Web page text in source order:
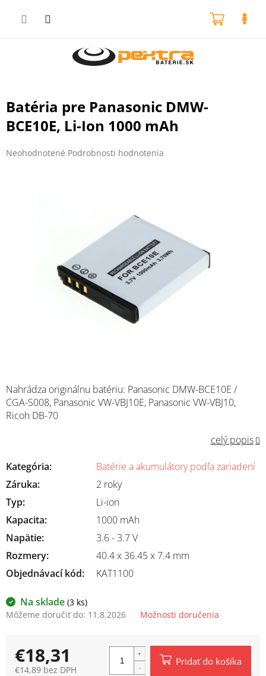
Batéria pre Panasonic DMW-
BCE10E, Li-Ion 1000 mAh
Priemerné
Neohodnotené Podrobnosti hodnotenia
Na sklade (3 ks)
Môžeme doručiť do: 11.8.2026 Možnosti doručenia
Nahrádza originálnu batériu: Panasonic DMW-BCE10E /
CGA-S008, Panasonic VW-VBJ10E, Panasonic VW-VBJ10,
Ricoh DB-70
celý popis
Kategória:
Batérie a akumulátory podľa zariadení
Záruka:
2 roky
Typ:
Li-ion
Kapacita:
1000 mAh
Napätie:
3.6 - 3.7 V
Rozmery:
40.4 x 36.45 x 7.4 mm
Objednávací kód:
KAT1100
€18,31
€14,89 bez DPH
Pridať do košíka